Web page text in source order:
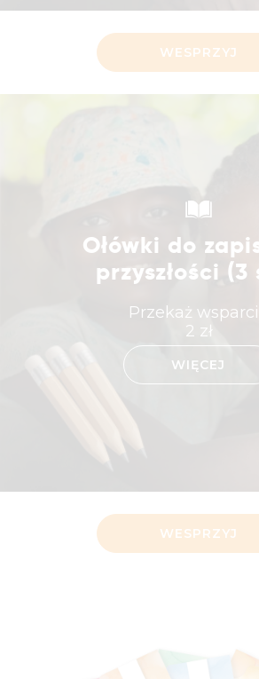
WESPRZYJ
Ołówki do
przyszłości (3
Przekaż
2 zł
WIĘCEJ
WESPRZYJ